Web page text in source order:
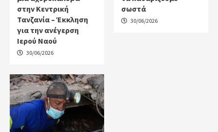
στην Κεντρική
Τανζανία – Έκκληση
για την ανέγερση
Ιερού Ναού
30/06/2026
σωστά
30/06/2026